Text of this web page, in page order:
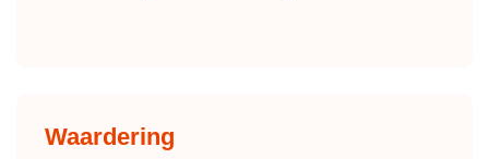
Waardering